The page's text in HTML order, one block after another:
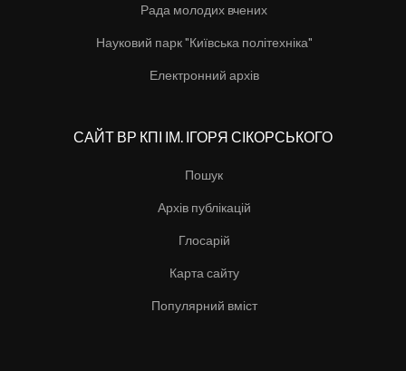
Рада молодих вчених
Науковий парк "Київська політехніка"
Електронний архів
САЙТ ВР КПІ ІМ. ІГОРЯ СІКОРСЬКОГО
Пошук
Архів публікацій
Глосарій
Карта сайту
Популярний вміст